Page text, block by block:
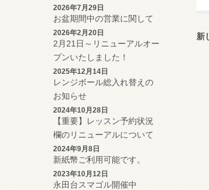
2026年7月29日
お盆期間中の営業に関して
2026年2月20日
2月21日～リニューアルオー
プンいたしました！
2025年12月14日
レンジボール総入れ替えの
お知らせ
2024年10月28日
【重要】レッスン予約状況
欄のリニューアルについて
2024年9月8日
新紙幣ご利用可能です。
2023年10月12日
永田台スマゴル開催中
新